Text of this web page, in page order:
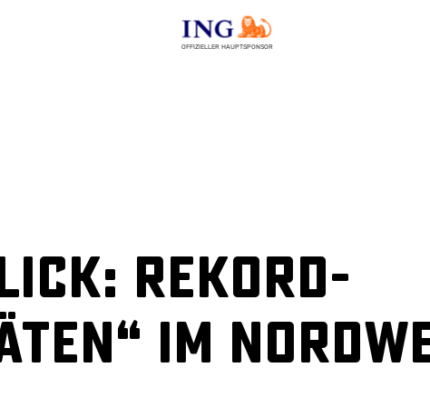
OFFIZIELLER HAUPTSPONSOR
Rekord-
im